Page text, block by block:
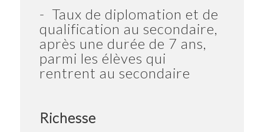
- Taux de diplomation et de
qualification au secondaire,
après une durée de 7 ans,
parmi les élèves qui
rentrent au secondaire
Richesse